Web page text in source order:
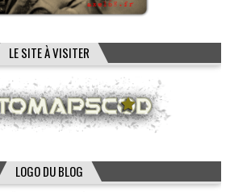
LE SITE À VISITER
LOGO DU BLOG